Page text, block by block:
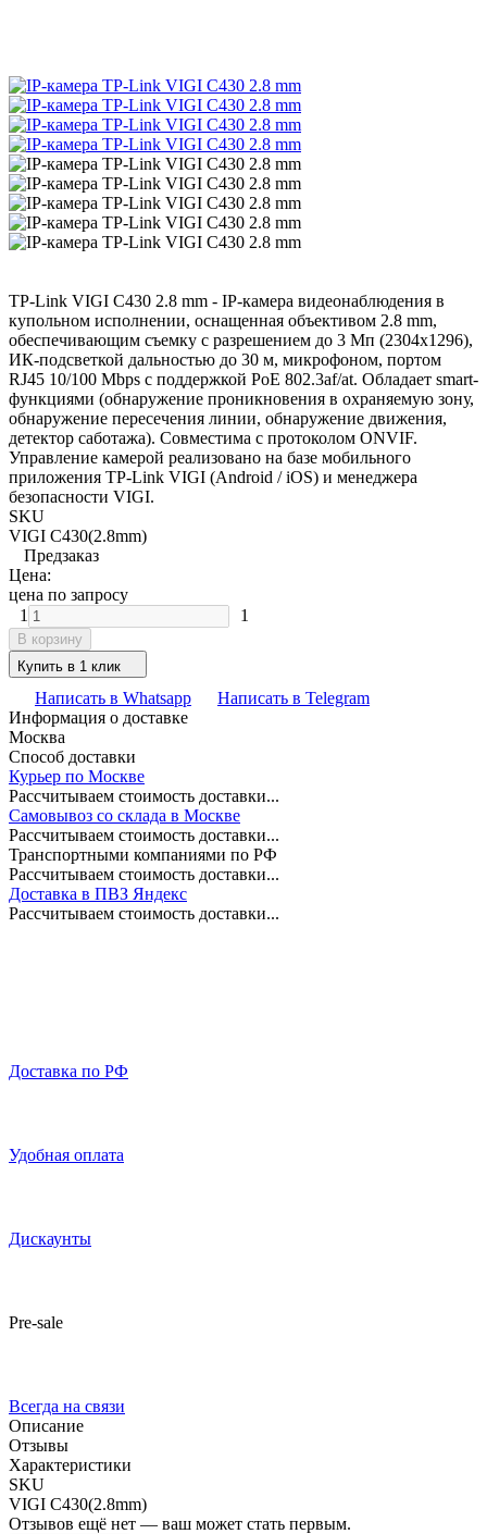
TP-Link VIGI C430 2.8 mm - IP-камера видеонаблюдения в
купольном исполнении, оснащенная объективом 2.8 mm,
обеспечивающим съемку с разрешением до 3 Мп (2304x1296),
ИК-подсветкой дальностью до 30 м, микрофоном, портом
RJ45 10/100 Mbps с поддержкой PoE 802.3af/at. Обладает smart-
функциями (обнаружение проникновения в охраняемую зону,
обнаружение пересечения линии, обнаружение движения,
детектор саботажа). Совместима с протоколом ONVIF.
Управление камерой реализовано на базе мобильного
приложения TP-Link VIGI (Android / iOS) и менеджера
безопасности VIGI.
SKU
VIGI C430(2.8mm)
Предзаказ
Цена:
цена по запросу
1
1
В корзину
Купить в 1 клик
Написать в Whatsapp
Написать в Telegram
Информация о доставке
Москва
Способ доставки
Курьер по Москве
Рассчитываем стоимость доставки...
Самовывоз со склада в Москве
Рассчитываем стоимость доставки...
Транспортными компаниями по РФ
Рассчитываем стоимость доставки...
Доставка в ПВЗ Яндекс
Рассчитываем стоимость доставки...
Доставка по РФ
Удобная оплата
Дискаунты
Pre-sale
Всегда на связи
Описание
Отзывы
Характеристики
SKU
VIGI C430(2.8mm)
Отзывов ещё нет — ваш может стать первым.